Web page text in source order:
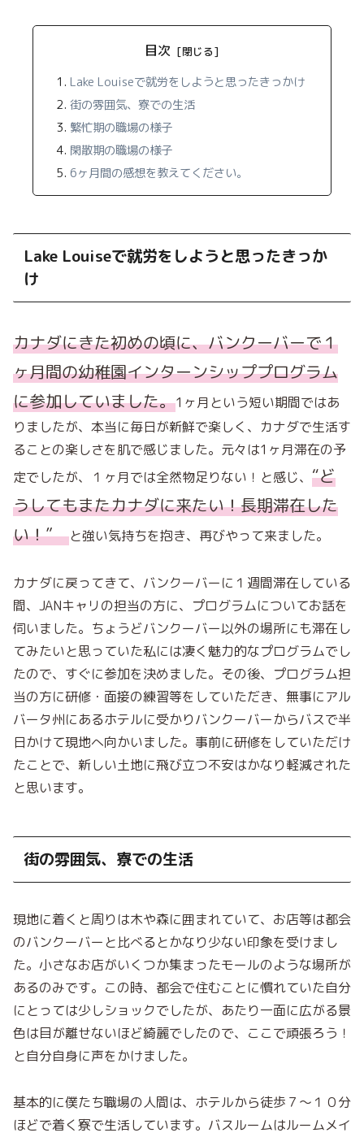
目次
Lake Louiseで就労をしようと思ったきっかけ
街の雰囲気、寮での生活
繁忙期の職場の様子
閑散期の職場の様子
6ヶ月間の感想を教えてください。
Lake Louiseで就労をしようと思ったきっか
け
カナダにきた初めの頃に、バンクーバーで１
ヶ月間の幼稚園インターンシッププログラム
に参加していました。1ヶ月という短い期間ではあ
りましたが、本当に毎日が新鮮で楽しく、カナダで生活す
ることの楽しさを肌で感じました。元々は1ヶ月滞在の予
定でしたが、１ヶ月では全然物足りない！と感じ、 “ど
うしてもまたカナダに来たい！長期滞在した
い！” と強い気持ちを抱き、再びやって来ました。
カナダに戻ってきて、バンクーバーに１週間滞在している
間、JANキャリの担当の方に、プログラムについてお話を
伺いました。ちょうどバンクーバー以外の場所にも滞在し
てみたいと思っていた私には凄く魅力的なプログラムでし
たので、すぐに参加を決めました。その後、プログラム担
当の方に研修・面接の練習等を していただき、無事にアル
バータ州にあるホテルに受かりバンクーバーからバスで半
日かけて現地へ向かいました。事前に研修をしていただけ
たことで、新しい土地に飛び立つ不安はかなり軽減された
と思います。
街の雰囲気、寮での生活
現地に着くと周りは木や森に囲まれていて、お店等は都会
のバンクーバーと比べるとかなり少ない印象を受けまし
た。小さなお店がいくつか集まったモールのような場所が
あるのみです。この時、 都会で住むことに慣れていた自分
にとっては少しショックでしたが、あたり一面に広がる景
色は目が離せないほど綺麗でしたので、ここで頑張ろう！
と自分自身に声をかけました。
基本的に僕たち職場の人間は、ホテルから徒歩７ 〜 １０分
ほどで着く寮で生活しています。バスルームはルームメイ